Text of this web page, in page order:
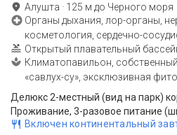
Алушта · 125 м до Черного моря
Органы дыхания, лор-органы,
косметология, сердечно-
Открытый плавательный
Климатопавильон,
«савлух-су», эксклюзивная
Делюкс 2-местный (вид на парк)
Проживание, 3-разовое питание
Включен континентальный